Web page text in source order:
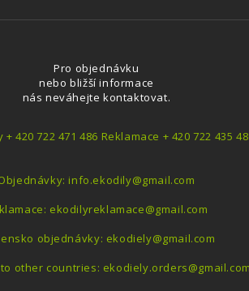
Pro objednávku
nebo bližší informace
nás neváhejte kontaktovat.
420 722 471 486 Reklamace + 420 722 435
info.ekodily@gmail.com
ekodilyreklamace@gmail.com
objednávky: ekodiely@gmail.com
other countries: